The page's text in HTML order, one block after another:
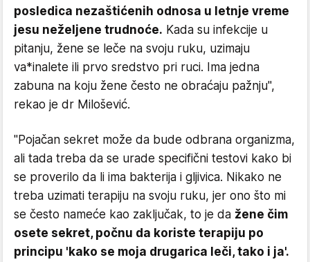
posledica nezaštićenih odnosa u letnje vreme
jesu neželjene trudnoće. Kada su infekcije u
pitanju, žene se leče na svoju ruku, uzimaju
va*inalete ili prvo sredstvo pri ruci. Ima jedna
zabuna na koju žene često ne obraćaju pažnju",
rekao je dr Milošević.
"Pojačan sekret može da bude odbrana organizma,
ali tada treba da se urade specifični testovi kako bi
se proverilo da li ima bakterija i gljivica. Nikako ne
treba uzimati terapiju na svoju ruku, jer ono što mi
se često nameće kao zaključak, to je da žene čim
osete sekret, počnu da koriste terapiju po
principu 'kako se moja drugarica leči, tako i ja'.